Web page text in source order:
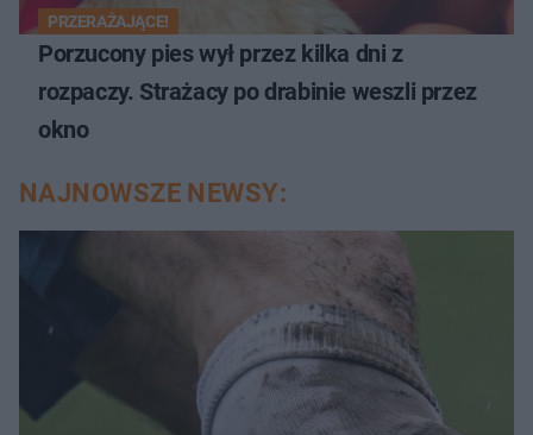
PRZERAŻAJĄCE!
Porzucony pies wył przez kilka dni z
rozpaczy. Strażacy po drabinie weszli przez
okno
NAJNOWSZE NEWSY: